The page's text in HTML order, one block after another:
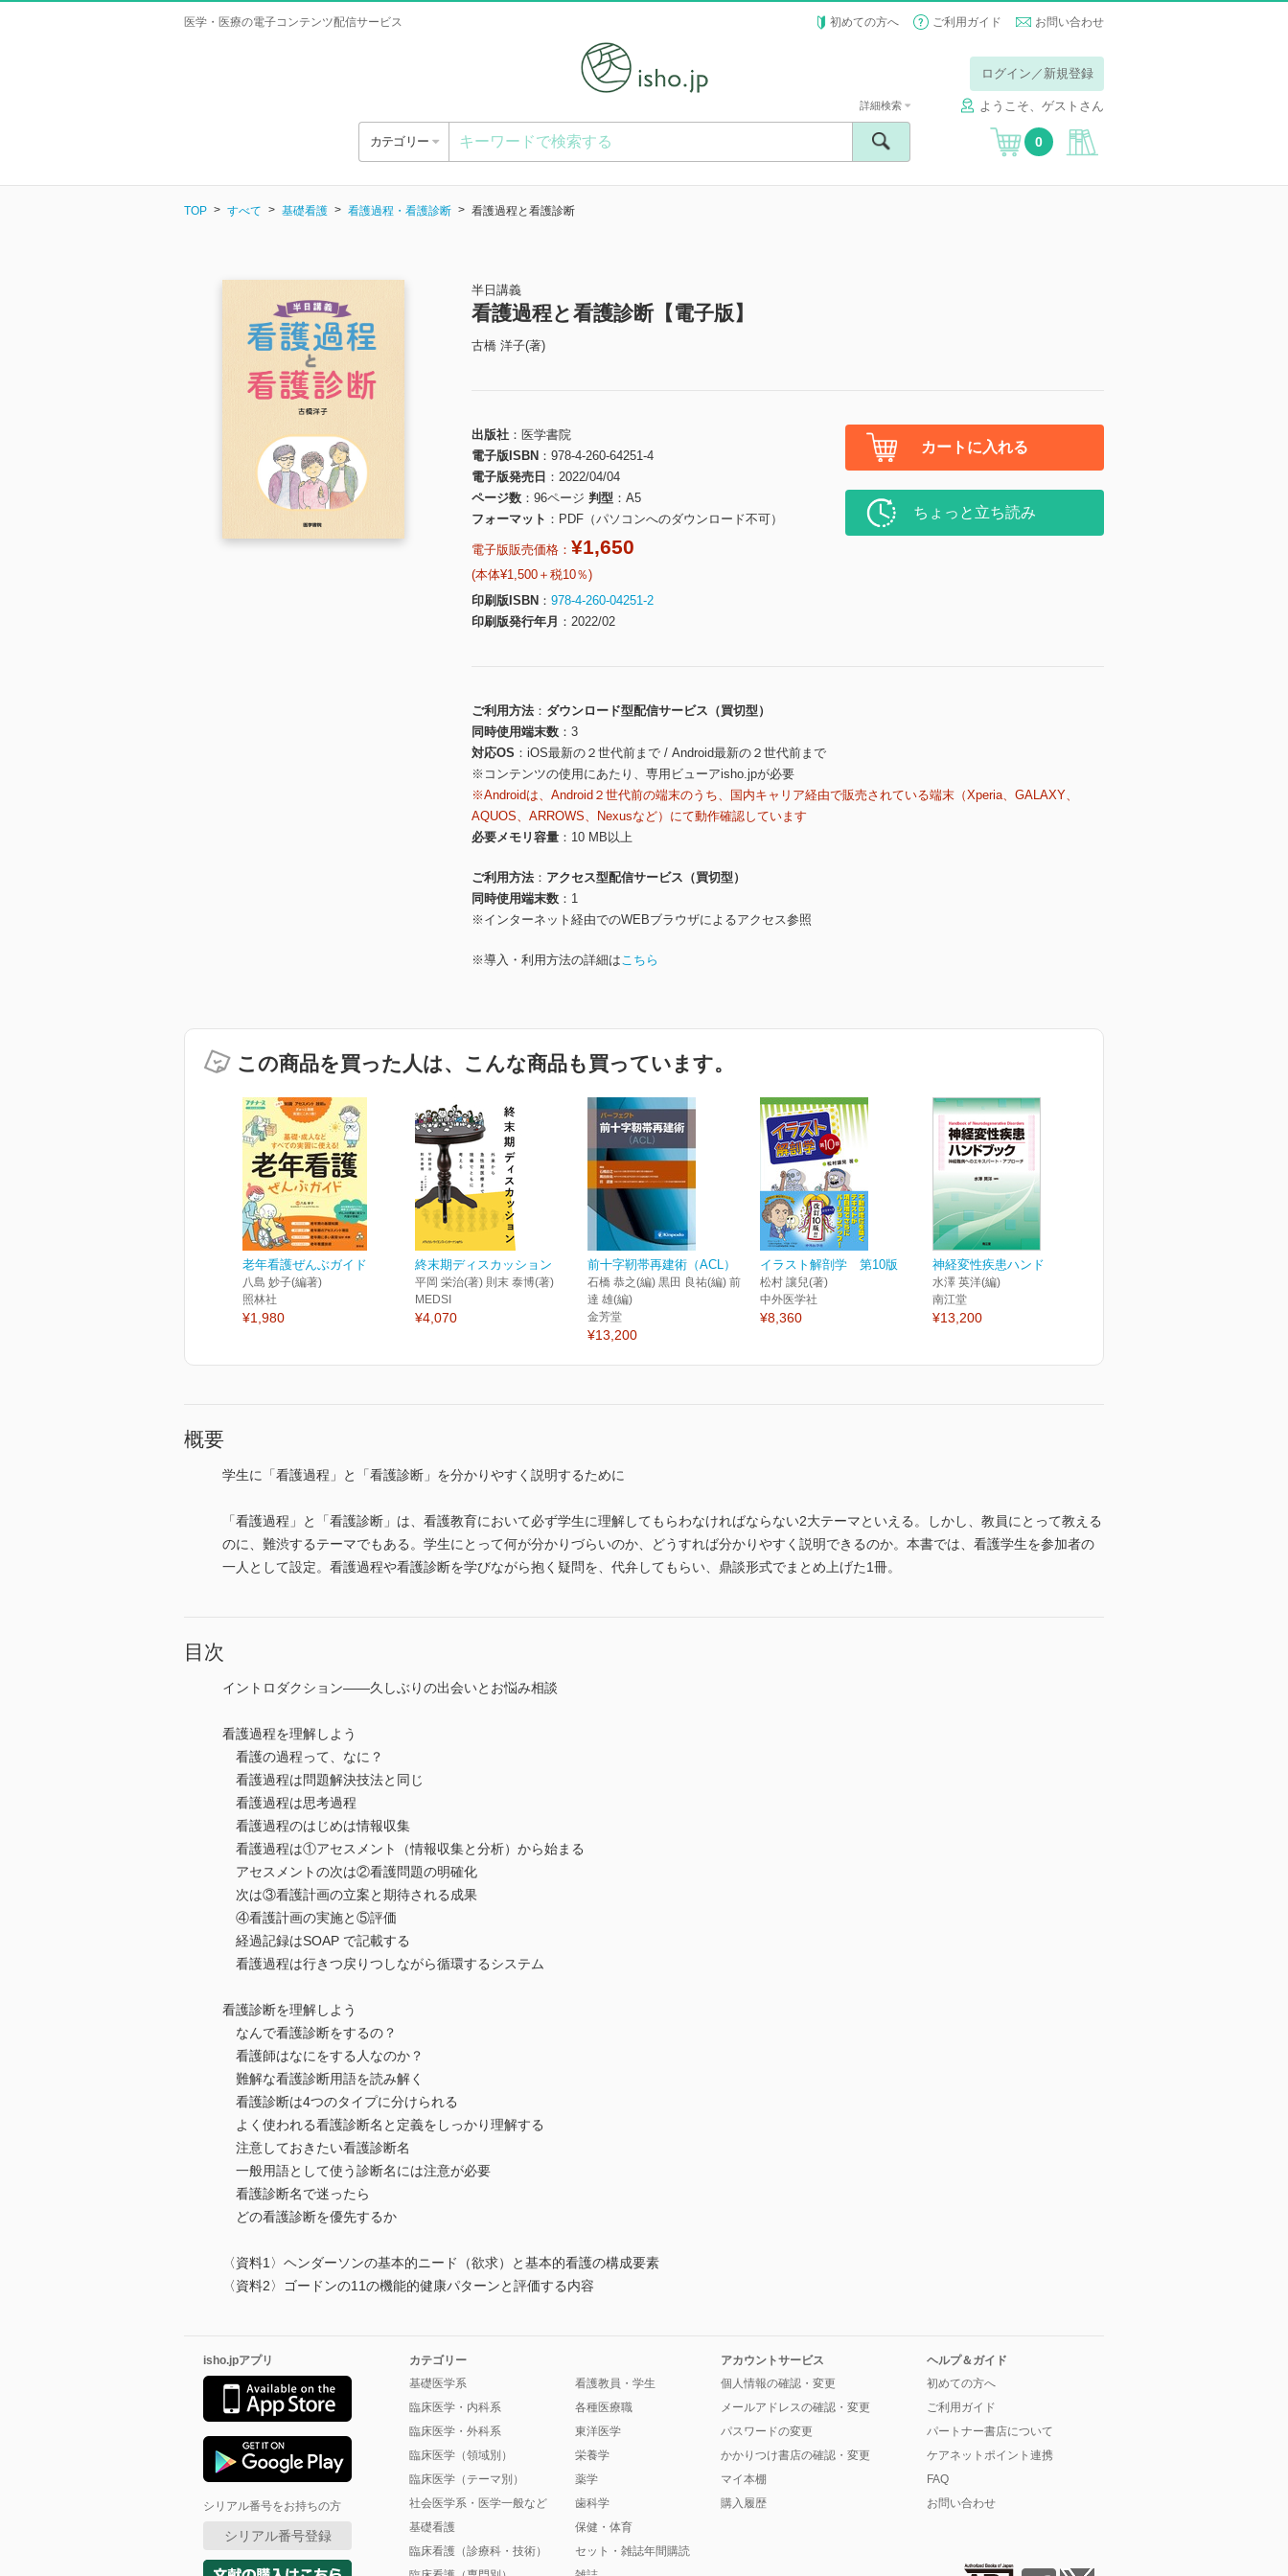
医学・医療の電子コンテンツ配信サービス 初めての方へ ご利用ガイド お問い合わせ
ログイン／新規登録
ようこそ、ゲストさん
カテゴリー
詳細検索
0
TOP すべて 基礎看護 看護過程・看護診断 看護過程と看護診断
半日講義
看護過程と看護診断【電子版】
古橋 洋子(著)
出版社
医学書院
電子版ISBN
978-4-260-64251-4
電子版発売日
2022/04/04
ページ数
96ページ 判型
A5
フォーマット
PDF（パソコンへのダウンロード不可）
電子版販売価格： ¥1,650
(本体¥1,500＋税10％)
印刷版ISBN
978-4-260-04251-2
印刷版発行年月
2022/02
カートに入れる
ちょっと立ち読み
ご利用方法
ダウンロード型配信サービス（買切型）
同時使用端末数
3
対応OS
iOS最新の２世代前まで / Android最新の２世代前まで
※コンテンツの使用にあたり、専用ビューアisho.jpが必要
※Androidは、Android２世代前の端末のうち、国内キャリア経由で販売されている端末（Xperia、GALAXY、
AQUOS、ARROWS、Nexusなど）にて動作確認しています
必要メモリ容量
10 MB以上
ご利用方法
アクセス型配信サービス（買切型）
同時使用端末数
1
※インターネット経由でのWEBブラウザによるアクセス参照
※導入・利用方法の詳細はこちら
この商品を買った人は、こんな商品も買っています。
老年看護ぜんぶガイド
八島 妙子(編著)
照林社
¥1,980
終末期ディスカッション
平岡 栄治(著) 則末 泰博(著)
MEDSI
¥4,070
前十字靭帯再建術（ACL）
石橋 恭之(編) 黒田 良祐(編) 前
達 雄(編)
金芳堂
¥13,200
イラスト解剖学 第10版
松村 讓兒(著)
中外医学社
¥8,360
神経変性疾患ハンドブック
水澤 英洋(編)
南江堂
¥13,200
概要
学生に「看護過程」と「看護診断」を分かりやすく説明するために
「看護過程」と「看護診断」は、看護教育において必ず学生に理解してもらわなければならない2大テーマといえる。しかし、教員にとって教える
のに、難渋するテーマでもある。学生にとって何が分かりづらいのか、どうすれば分かりやすく説明できるのか。本書では、看護学生を参加者の
一人として設定。看護過程や看護診断を学びながら抱く疑問を、代弁してもらい、鼎談形式でまとめ上げた1冊。
目次
イントロダクション――久しぶりの出会いとお悩み相談
看護過程を理解しよう
看護の過程って、なに？
看護過程は問題解決技法と同じ
看護過程は思考過程
看護過程のはじめは情報収集
看護過程は①アセスメント（情報収集と分析）から始まる
アセスメントの次は②看護問題の明確化
次は③看護計画の立案と期待される成果
④看護計画の実施と⑤評価
経過記録はSOAP で記載する
看護過程は行きつ戻りつしながら循環するシステム
看護診断を理解しよう
なんで看護診断をするの？
看護師はなにをする人なのか？
難解な看護診断用語を読み解く
看護診断は4つのタイプに分けられる
よく使われる看護診断名と定義をしっかり理解する
注意しておきたい看護診断名
一般用語として使う診断名には注意が必要
看護診断名で迷ったら
どの看護診断を優先するか
〈資料1〉ヘンダーソンの基本的ニード（欲求）と基本的看護の構成要素
〈資料2〉ゴードンの11の機能的健康パターンと評価する内容
isho.jpアプリ
シリアル番号をお持ちの方
シリアル番号登録
カテゴリー
基礎医学系
臨床医学・内科系
臨床医学・外科系
臨床医学（領域別）
臨床医学（テーマ別）
社会医学系・医学一般など
基礎看護
臨床看護（診療科・技術）
看護教員・学生
各種医療職
東洋医学
栄養学
薬学
歯科学
保健・体育
セット・雑誌年間購読
アカウントサービス
個人情報の確認・変更
メールアドレスの確認・変更
パスワードの変更
かかりつけ書店の確認・変更
マイ本棚
購入履歴
ヘルプ＆ガイド
初めての方へ
ご利用ガイド
パートナー書店について
ケアネットポイント連携
FAQ
お問い合わせ